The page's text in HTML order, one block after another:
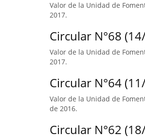
Valor de la Unidad de
2017.
Circular N°68
Valor de la Unidad de
2017.
Circular N°64
Valor de la Unidad de
de 2016.
Circular N°62